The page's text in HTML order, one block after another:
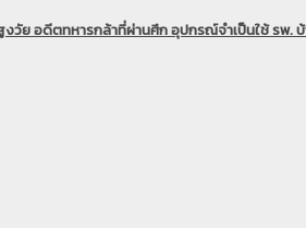
ย อดีตทหารกล้าที่ผ่านศึก อุปกรณ์จำเป็นใช้ รพ. บ้า